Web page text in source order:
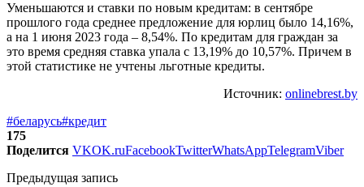
Уменьшаются и ставки по новым кредитам: в сентябре
прошлого года среднее предложение для юрлиц было 14,16%,
а на 1 июня 2023 года – 8,54%. По кредитам для граждан за
это время средняя ставка упала с 13,19% до 10,57%. Причем в
этой статистике не учтены льготные кредиты.
Источник: onlinebrest.by
#беларусь#кредит
175
Поделится VKOK.ruFacebookTwitterWhatsAppTelegramViber
Предыдущая запись